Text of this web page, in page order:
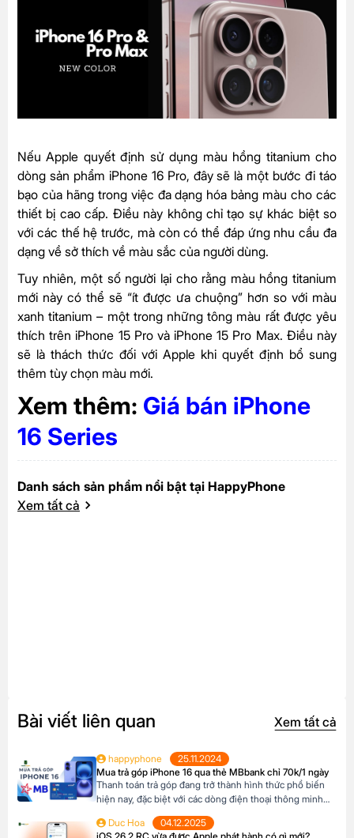
Nếu Apple quyết định sử dụng màu hồng titanium cho
dòng sản phẩm iPhone 16 Pro, đây sẽ là một bước đi táo
bạo của hãng trong việc đa dạng hóa bảng màu cho các
thiết bị cao cấp. Điều này không chỉ tạo sự khác biệt so
với các thế hệ trước, mà còn có thể đáp ứng nhu cầu đa
dạng về sở thích về màu sắc của người dùng.
Tuy nhiên, một số người lại cho rằng màu hồng titanium
mới này có thể sẽ “ít được ưa chuộng” hơn so với màu
xanh titanium – một trong những tông màu rất được yêu
thích trên iPhone 15 Pro và iPhone 15 Pro Max. Điều này
sẽ là thách thức đối với Apple khi quyết định bổ sung
thêm tùy chọn màu mới.
Xem thêm: Giá bán iPhone
16 Series
Danh sách sản phẩm nổi bật tại HappyPhone
Xem tất cả
Bài viết liên quan Xem tất cả
happyphone
25.11.2024
Mua trả góp iPhone 16 qua thẻ MBbank chỉ 70k/1 ngày
Thanh toán trả góp đang trở thành hình thức phổ biến
hiện nay, đặc biệt với các dòng điện thoại thông minh
khả năng tài chính tức thời của nhiều người Tại Happy
Duc Hoa
04.12.2025